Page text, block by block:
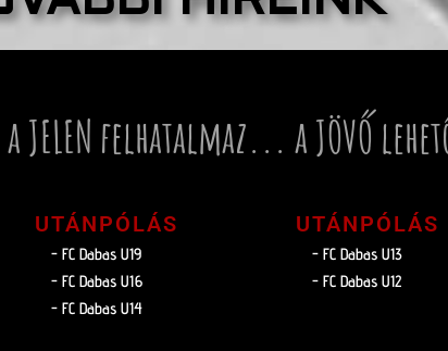
JELEN felhatalmaz... a JÖVŐ
UTÁNPÓLÁS
- FC Dabas U19
- FC Dabas U16
- FC Dabas U14
UTÁNPÓLÁS
- FC Dabas U13
- FC Dabas U12